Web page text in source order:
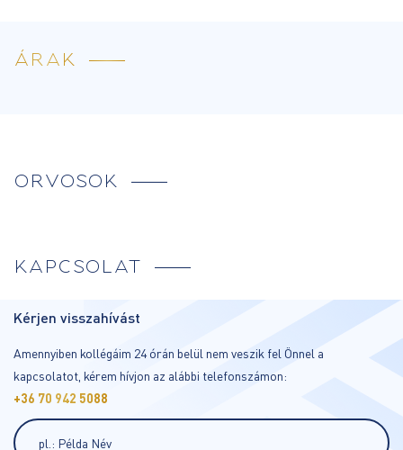
ÁRAK
ORVOSOK
KAPCSOLAT
Kérjen visszahívást
Amennyiben kollégáim 24 órán belül nem veszik fel Önnel a
kapcsolatot, kérem hívjon az alábbi telefonszámon:
+36 70 942 5088